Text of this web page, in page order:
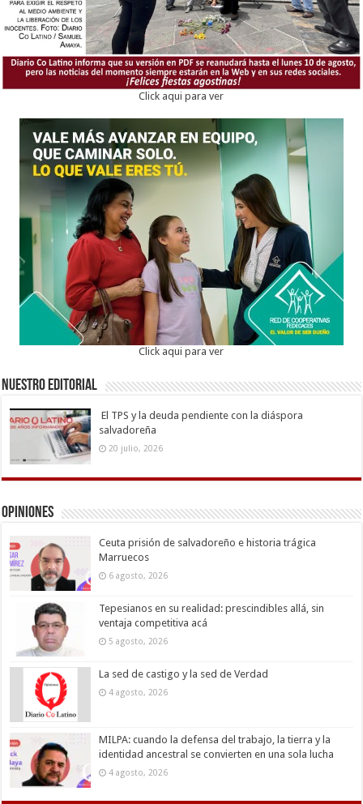
Click aqui para ver
Click aqui para ver
Nuestro Editorial
El TPS y la deuda pendiente con la diáspora
salvadoreña
20 julio, 2026
Opiniones
Ceuta prisión de salvadoreño e historia trágica
Marruecos
6 agosto, 2026
Tepesianos en su realidad: prescindibles allá, sin
ventaja competitiva acá
5 agosto, 2026
La sed de castigo y la sed de Verdad
4 agosto, 2026
MILPA: cuando la defensa del trabajo, la tierra y la
identidad ancestral se convierten en una sola lucha
4 agosto, 2026